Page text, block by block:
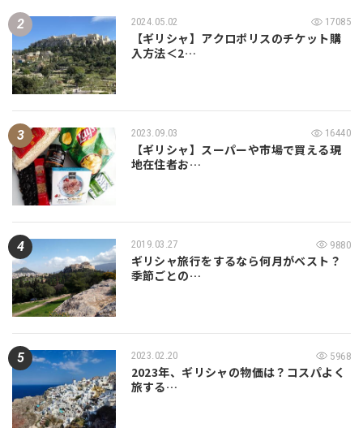
2024.05.02 17085
【ギリシャ】アクロポリスのチケット購
入方法＜2…
2023.09.03 16440
【ギリシャ】スーパーや市場で買える現
地在住者お…
2019.03.27 9880
ギリシャ旅行をするなら何月がベスト？
季節ごとの…
2023.02.20 5968
2023年、ギリシャの物価は？コスパよく
旅する…